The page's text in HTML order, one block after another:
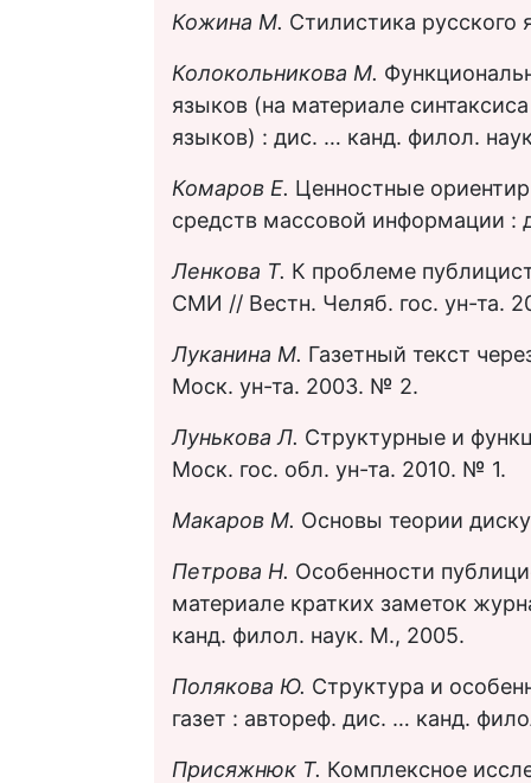
Кожина М. Стилистика русского
Колокольникова М.
языков (на материале
языков) : дис. … канд. филол.
Комаров Е. Ценностные
средств массовой информации :
Ленкова Т. К проблеме
СМИ // Вестн. Челяб. гос. ун-та.
Луканина М. Газетный текст
Моск. ун-та. 2003. № 2.
Лунькова Л. Структурные и
Моск. гос. обл. ун-та. 2010. № 1.
Макаров М. Основы теории
Петрова Н. Особенности
материале кратких заметок
канд. филол. наук. М., 2005.
Полякова Ю. Структура и
газет : автореф. дис. … канд.
Присяжнюк Т. Комплексное